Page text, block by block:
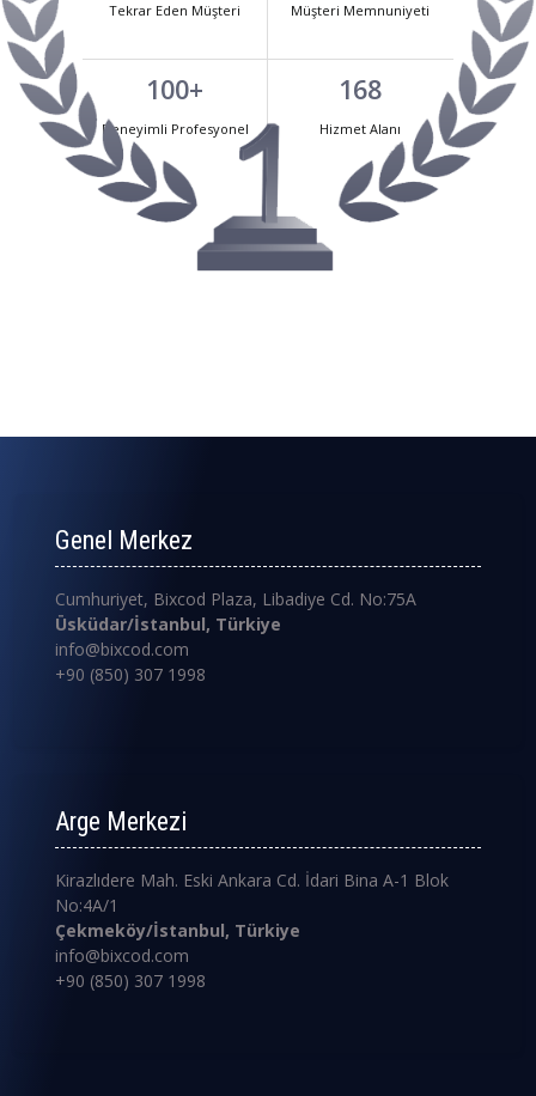
Tekrar Eden Müşteri Müşteri Memnuniyeti
100+
Deneyimli Profesyonel
168
Hizmet Alanı
Genel Merkez
Cumhuriyet, Bixcod Plaza, Libadiye Cd. No:75A
Üsküdar/İstanbul, Türkiye
info@bixcod.com
+90 (850) 307 1998
Arge Merkezi
Kirazlıdere Mah. Eski Ankara Cd. İdari Bina A-1 Blok
No:4A/1
Çekmeköy/İstanbul, Türkiye
info@bixcod.com
+90 (850) 307 1998